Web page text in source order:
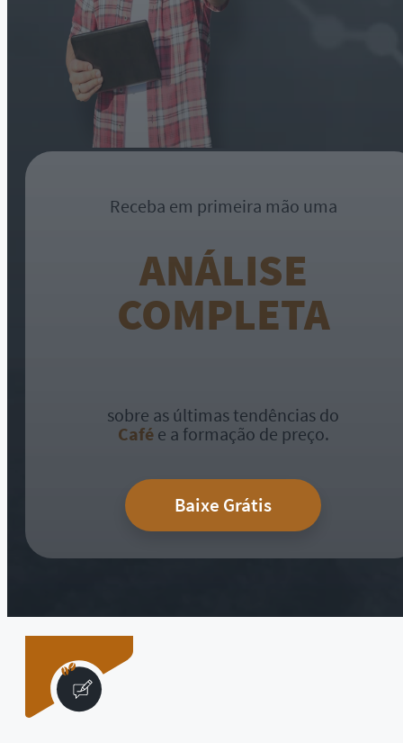
Receba em primeira mão uma
ANÁLISE
COMPLETA
sobre as últimas tendências do
Café e a formação de preço.
Baixe Grátis